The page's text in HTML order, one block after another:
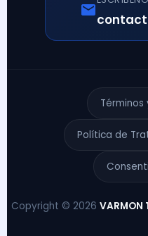
Términos
Política de
Copyright © 2026